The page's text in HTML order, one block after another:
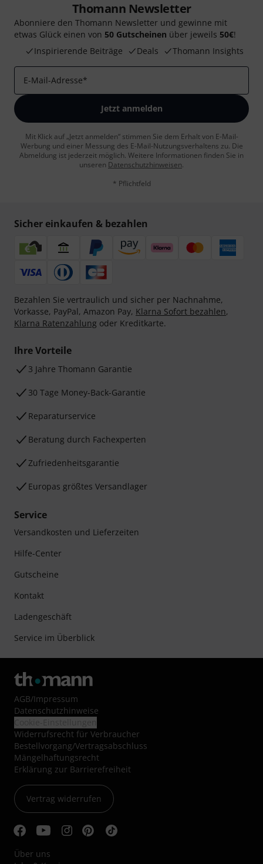
Thomann Newsletter
Abonniere den Thomann Newsletter und gewinne mit
etwas Glück einen von 50 Gutscheinen über jeweils 50€!
Inspirierende Beiträge
Deals Thomann Insights
E-Mail-Adresse*
Jetzt anmelden
Mit Klick auf „Jetzt anmelden“ stimmen Sie dem Erhalt von E-Mail-
Werbung und einer Messung des E-Mail-Nutzungsverhaltens zu. Die
Abmeldung ist jederzeit möglich. Weitere Informationen finden Sie in
unseren Datenschutzhinweisen.
* Pflichtfeld
Sicher einkaufen & bezahlen
Bezahlen Sie vertraulich und sicher per Nachnahme,
Vorkasse, PayPal, Amazon Pay, Klarna Sofort bezahlen,
Klarna Ratenzahlung oder Kreditkarte.
Ihre Vorteile
3 Jahre Thomann Garantie
30 Tage Money-Back-Garantie
Reparaturservice
Beratung durch Fachexperten
Zufriedenheitsgarantie
Europas größtes Versandlager
Service
Versandkosten und Lieferzeiten
Hilfe-Center
Gutscheine
Kontakt
Ladengeschäft
Service im Überblick
AGB/Impressum
Datenschutzhinweise
Widerrufsrecht für Verbraucher
Bestellvorgang/Vertragsabschluss
Mängelhaftungsrecht
Erklärung zur Barrierefreiheit
Vertrag widerrufen
Über uns